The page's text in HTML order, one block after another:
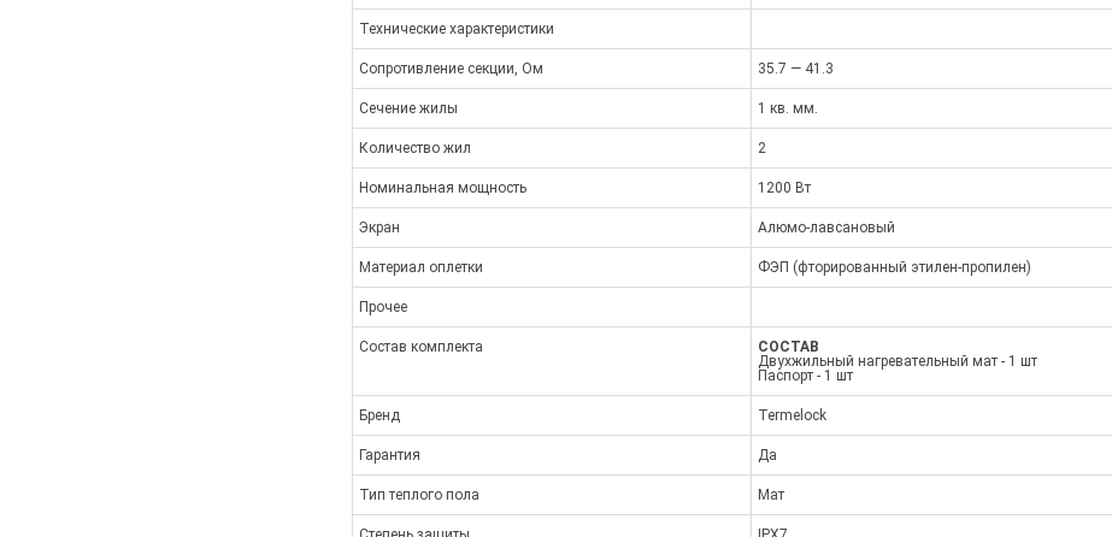
Технические характеристики
Сопротивление секции, Ом 35.7 — 41.3
Сечение жилы 1 кв. мм.
Количество жил 2
Номинальная мощность 1200 Вт
Экран Алюмо-лавсановый
Материал оплетки ФЭП (фторированный этилен-пропилен)
Прочее
Состав комплекта
СОСТАВ
Двухжильный нагревательный мат - 1 шт
Паспорт - 1 шт
Бренд Termelock
Гарантия Да
Тип теплого пола Мат